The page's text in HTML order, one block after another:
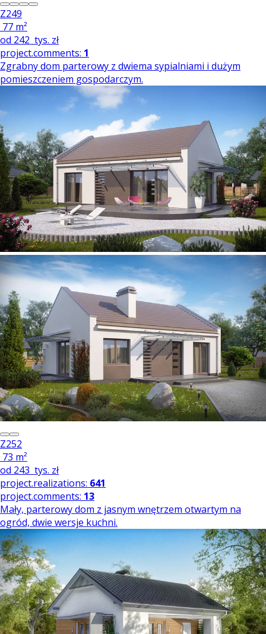
Z249
77 m²
od 242 tys. zł
project.comments: 1
Zgrabny dom parterowy z dwiema sypialniami i dużym
pomieszczeniem gospodarczym.
Z252
73 m²
od 243 tys. zł
project.realizations: 641
project.comments: 13
Mały, parterowy dom z jasnym wnętrzem otwartym na
ogród, dwie wersje kuchni.